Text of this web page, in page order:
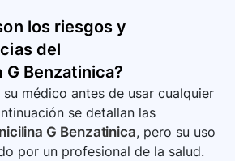
los riesgos y
del
G Benzatinica?
médico antes de usar cualquier
se detallan las
G Benzatinica, pero su uso
por un profesional de la salud.